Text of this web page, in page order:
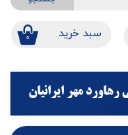
۰ ​​سبد خرید
مهر ایرانیان